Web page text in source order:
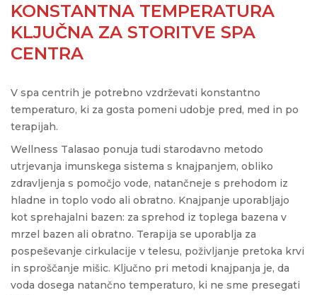
KONSTANTNA TEMPERATURA
KLJUČNA ZA STORITVE SPA
CENTRA
V spa centrih je potrebno vzdrževati konstantno
temperaturo, ki za gosta pomeni udobje pred, med in po
terapijah.
Wellness Talasao ponuja tudi starodavno metodo
utrjevanja imunskega sistema s knajpanjem, obliko
zdravljenja s pomočjo vode, natančneje s prehodom iz
hladne in toplo vodo ali obratno. Knajpanje uporabljajo
kot sprehajalni bazen: za sprehod iz toplega bazena v
mrzel bazen ali obratno. Terapija se uporablja za
pospeševanje cirkulacije v telesu, poživljanje pretoka krvi
in sproščanje mišic. Ključno pri metodi knajpanja je, da
voda dosega natančno temperaturo, ki ne sme presegati